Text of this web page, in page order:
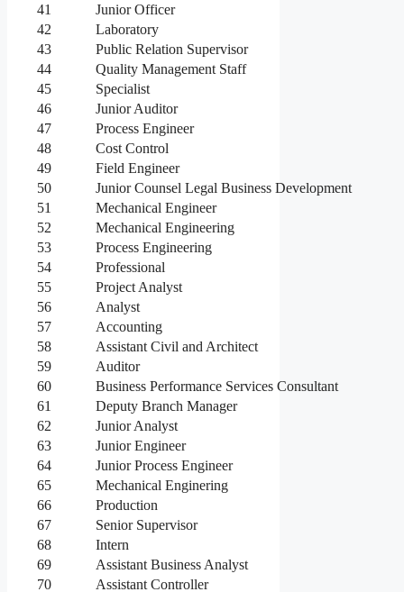
41
Junior Officer
42
Laboratory
43
Public Relation Supervisor
44
Quality Management Staff
45
Specialist
46
Junior Auditor
47
Process Engineer
48
Cost Control
49
Field Engineer
50
Junior Counsel Legal Business Development
51
Mechanical Engineer
52
Mechanical Engineering
53
Process Engineering
54
Professional
55
Project Analyst
56
Analyst
57
Accounting
58
Assistant Civil and Architect
59
Auditor
60
Business Performance Services Consultant
61
Deputy Branch Manager
62
Junior Analyst
63
Junior Engineer
64
Junior Process Engineer
65
Mechanical Enginering
66
Production
67
Senior Supervisor
68
Intern
69
Assistant Business Analyst
70
Assistant Controller